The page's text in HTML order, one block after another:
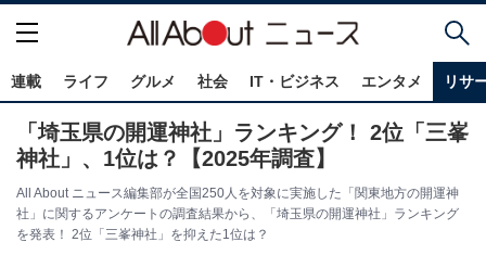
連載 ライフ グルメ 社会 IT・ビジネス エンタメ リサ
「埼玉県の開運神社」ランキング！ 2位「三峯
神社」、1位は？【2025年調査】
All About ニュース編集部が全国250人を対象に実施した「関東地方の開運神
社」に関するアンケートの調査結果から、「埼玉県の開運神社」ランキング
を発表！ 2位「三峯神社」を抑えた1位は？